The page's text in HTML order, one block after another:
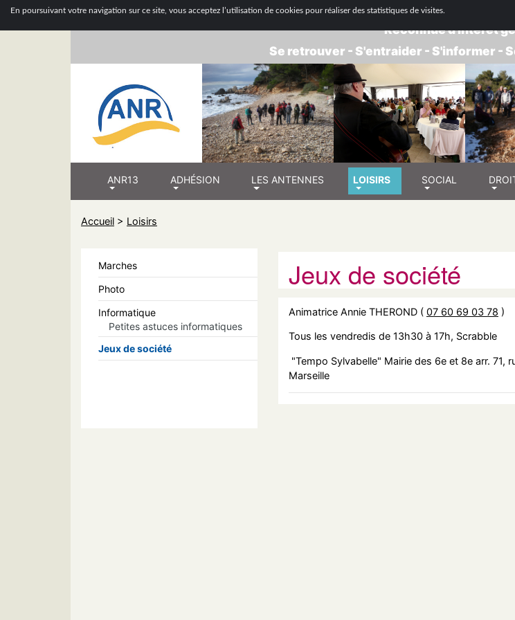
En poursuivant votre navigation sur ce site, vous acceptez l’utilisation de cookies pour réaliser des statistiques de visites.
ASSOCIATION NATIONALE DE RETRAITÉS -
Reconnue d'intérêt
Se retrouver - S'entraider - S'informer -
ANR13 ADHÉSION LES ANTENNES LOISIRS SOCIAL
Accueil > Loisirs
Marches
Photo
Informatique
Petites astuces informatiques
Jeux de société
Jeux de société
Animatrice Annie THEROND ( 07 60 69 03 78 )
Tous les vendredis de 13h30 à 17h, Scrabble
"Tempo Sylvabelle" Mairie des 6e et 8e arr. 71,
Marseille